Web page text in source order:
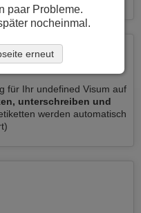
für Ihr undefined Visum auf
unterschreiben und
werden automatisch
paar Probleme.
nocheinmal.
erneut